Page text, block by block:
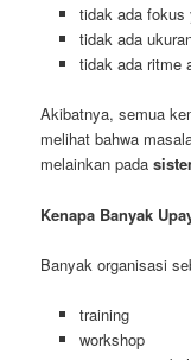
tidak ada fokus
tidak ada
tidak ada ritme
Akibatnya, semua
melihat bahwa
melainkan pada
Kenapa Banyak
Banyak organisasi
training
workshop